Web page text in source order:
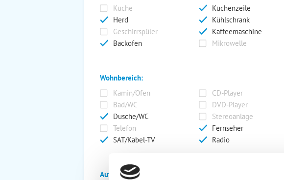
Küche
Küchenzeile
Herd
Kühlschrank
Geschirrspüler
Kaffeemaschine
Backofen
Mikrowelle
Wohnbereich:
Kamin/Ofen
CD-Player
Bad/WC
DVD-Player
Dusche/WC
Stereoanlage
Telefon
Fernseher
SAT/Kabel-TV
Radio
Außenanlage: